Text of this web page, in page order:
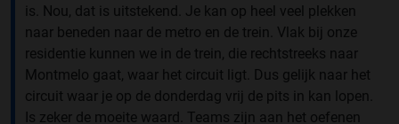
is. Nou, dat is uitstekend. Je kan op heel veel plekken
naar beneden naar de metro en de trein. Vlak bij onze
residentie kunnen we in de trein, die rechtstreeks naar
Montmelo gaat, waar het circuit ligt. Dus gelijk naar het
circuit waar je op de donderdag vrij de pits in kan lopen.
Is zeker de moeite waard. Teams zijn aan het oefenen